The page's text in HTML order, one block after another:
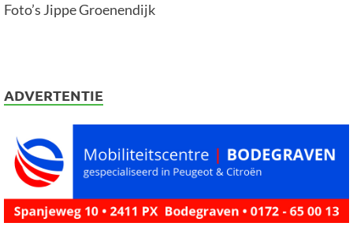
Foto’s Jippe Groenendijk
ADVERTENTIE